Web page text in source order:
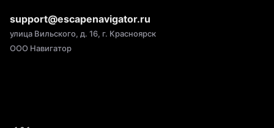
support@escapenavigator.ru
улица Вильского, д. 16, г. Красноярск
ООО Навигатор